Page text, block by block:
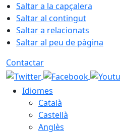
Saltar a la capçalera
Saltar al contingut
Saltar a relacionats
Saltar al peu de pàgina
Contactar
Idiomes
Català
Castellà
Anglès